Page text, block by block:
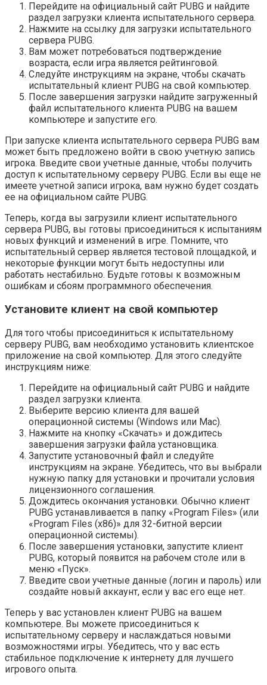
Перейдите на официальный сайт PUBG и найдите
раздел загрузки клиента испытательного сервера.
Нажмите на ссылку для загрузки испытательного
сервера PUBG.
Вам может потребоваться подтверждение
возраста, если игра является рейтинговой.
Следуйте инструкциям на экране, чтобы скачать
испытательный клиент PUBG на свой компьютер.
После завершения загрузки найдите загруженный
файл испытательного клиента PUBG на вашем
компьютере и запустите его.
При запуске клиента испытательного сервера PUBG вам
может быть предложено войти в свою учетную запись
игрока. Введите свои учетные данные, чтобы получить
доступ к испытательному серверу PUBG. Если вы еще не
имеете учетной записи игрока, вам нужно будет создать
ее на официальном сайте PUBG.
Теперь, когда вы загрузили клиент испытательного
сервера PUBG, вы готовы присоединиться к испытаниям
новых функций и изменений в игре. Помните, что
испытательный сервер является тестовой площадкой, и
некоторые функции могут быть недоступны или
работать нестабильно. Будьте готовы к возможным
ошибкам и сбоям программного обеспечения.
Установите клиент на свой компьютер
Для того чтобы присоединиться к испытательному
серверу PUBG, вам необходимо установить клиентское
приложение на свой компьютер. Для этого следуйте
инструкциям ниже:
Перейдите на официальный сайт PUBG и найдите
раздел загрузки клиента.
Выберите версию клиента для вашей
операционной системы (Windows или Mac).
Нажмите на кнопку «Скачать» и дождитесь
завершения загрузки файла установщика.
Запустите установочный файл и следуйте
инструкциям на экране. Убедитесь, что вы выбрали
нужную папку для установки и прочитали условия
лицензионного соглашения.
Дождитесь окончания установки. Обычно клиент
PUBG устанавливается в папку «Program Files» (или
«Program Files (x86)» для 32-битной версии
операционной системы).
После завершения установки, запустите клиент
PUBG, который появится на рабочем столе или в
меню «Пуск».
Введите свои учетные данные (логин и пароль) или
создайте новый аккаунт, если у вас его еще нет.
Теперь у вас установлен клиент PUBG на вашем
компьютере. Вы можете присоединиться к
испытательному серверу и наслаждаться новыми
возможностями игры. Убедитесь, что у вас есть
стабильное подключение к интернету для лучшего
игрового опыта.